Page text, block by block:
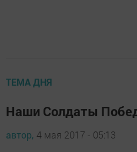
ТЕМА ДНЯ
Наши Солдаты
автор, 4 мая 2017 - 05:13